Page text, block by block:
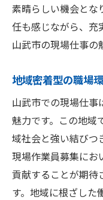
地域での
企業との
履歴書と
地元の企
作業員募集が
ルアップ
現場仕事
スキルア
資格取得
素晴らしい機会とな
任も感じながら、充
山武市の現場仕事の
地域密着型の職場
山武市での現場仕事
魅力です。この地域
域社会と強い結びつ
現場作業員募集にお
貢献することが期待
す。地域に根ざした